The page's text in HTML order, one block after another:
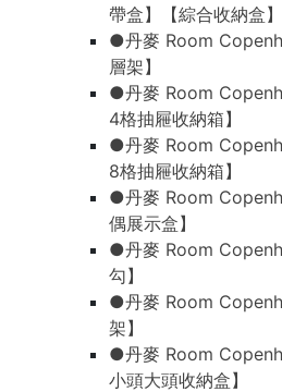
帶盒】【綜合收納盒】
●丹麥 Room
層架】
●丹麥 Room
4格抽屜收納箱】
●丹麥 Room
8格抽屜收納箱】
●丹麥 Room
偶展示盒】
●丹麥 Room
勾】
●丹麥 Room
架】
●丹麥 Room
小頭大頭收納盒】